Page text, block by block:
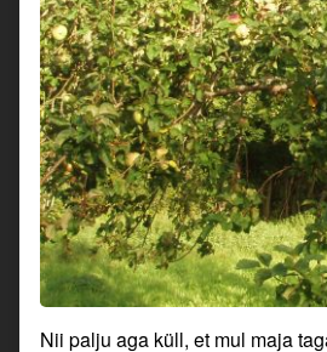
Nii palju aga küll, et mul maja